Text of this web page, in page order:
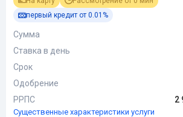
первый кредит от 0.01%
Сумма
Ставка в день
Срок
Одобрение
РРПС
2
Существенные характеристики услуги